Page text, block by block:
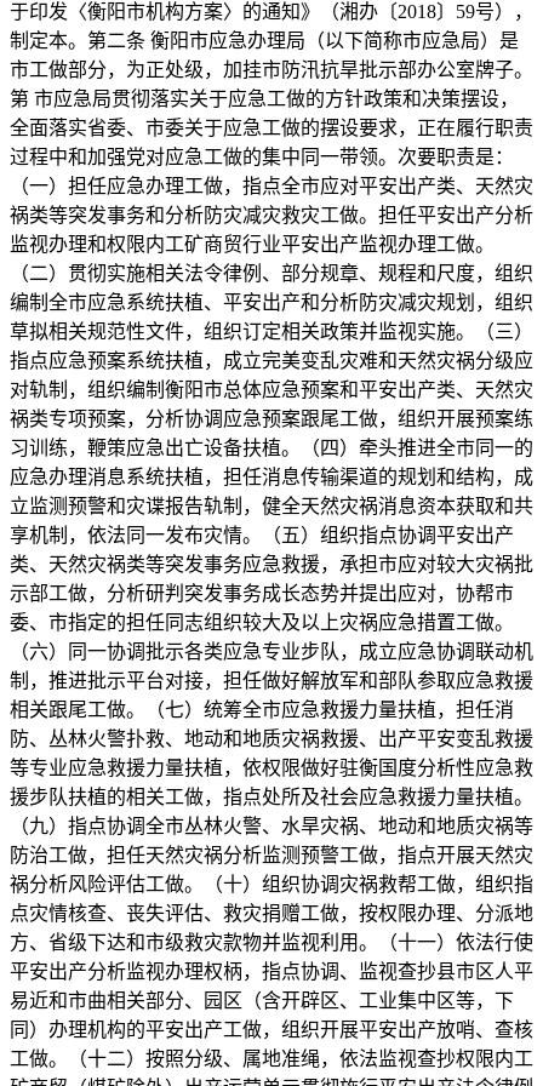
于印发〈衡阳市机构方案〉的通知》（湘办〔2018〕59号），
制定本。第二条 衡阳市应急办理局（以下简称市应急局）是
市工做部分，为正处级，加挂市防汛抗旱批示部办公室牌子。
第 市应急局贯彻落实关于应急工做的方针政策和决策摆设，
全面落实省委、市委关于应急工做的摆设要求，正在履行职责
过程中和加强党对应急工做的集中同一带领。次要职责是：
（一）担任应急办理工做，指点全市应对平安出产类、天然灾
祸类等突发事务和分析防灾减灾救灾工做。担任平安出产分析
监视办理和权限内工矿商贸行业平安出产监视办理工做。
（二）贯彻实施相关法令律例、部分规章、规程和尺度，组织
编制全市应急系统扶植、平安出产和分析防灾减灾规划，组织
草拟相关规范性文件，组织订定相关政策并监视实施。（三）
指点应急预案系统扶植，成立完美变乱灾难和天然灾祸分级应
对轨制，组织编制衡阳市总体应急预案和平安出产类、天然灾
祸类专项预案，分析协调应急预案跟尾工做，组织开展预案练
习训练，鞭策应急出亡设备扶植。（四）牵头推进全市同一的
应急办理消息系统扶植，担任消息传输渠道的规划和结构，成
立监测预警和灾谍报告轨制，健全天然灾祸消息资本获取和共
享机制，依法同一发布灾情。（五）组织指点协调平安出产
类、天然灾祸类等突发事务应急救援，承担市应对较大灾祸批
示部工做，分析研判突发事务成长态势并提出应对，协帮市
委、市指定的担任同志组织较大及以上灾祸应急措置工做。
（六）同一协调批示各类应急专业步队，成立应急协调联动机
制，推进批示平台对接，担任做好解放军和部队参取应急救援
相关跟尾工做。（七）统筹全市应急救援力量扶植，担任消
防、丛林火警扑救、地动和地质灾祸救援、出产平安变乱救援
等专业应急救援力量扶植，依权限做好驻衡国度分析性应急救
援步队扶植的相关工做，指点处所及社会应急救援力量扶植。
（九）指点协调全市丛林火警、水旱灾祸、地动和地质灾祸等
防治工做，担任天然灾祸分析监测预警工做，指点开展天然灾
祸分析风险评估工做。（十）组织协调灾祸救帮工做，组织指
点灾情核查、丧失评估、救灾捐赠工做，按权限办理、分派地
方、省级下达和市级救灾款物并监视利用。（十一）依法行使
平安出产分析监视办理权柄，指点协调、监视查抄县市区人平
易近和市曲相关部分、园区（含开辟区、工业集中区等，下
同）办理机构的平安出产工做，组织开展平安出产放哨、查核
工做。（十二）按照分级、属地准绳，依法监视查抄权限内工